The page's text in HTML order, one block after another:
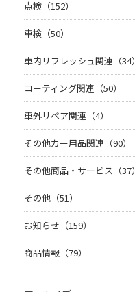
点検（152）
車検（50）
車内リフレッシュ関連（34）
コーティング関連（50）
車外リペア関連（4）
その他カー用品関連（90）
その他商品・サービス（37）
その他（51）
お知らせ（159）
商品情報（79）